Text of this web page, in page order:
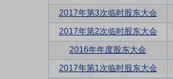
2017年第3次临时股东大会
2017年第2次临时股东大会
2016年年度股东大会
2017年第1次临时股东大会